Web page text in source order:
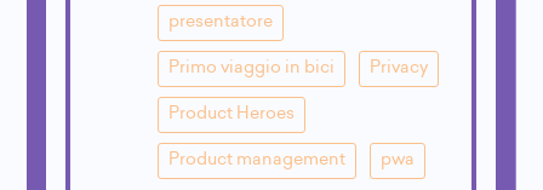
presentatore
Primo viaggio in bici Privacy
Product Heroes
Product management pwa